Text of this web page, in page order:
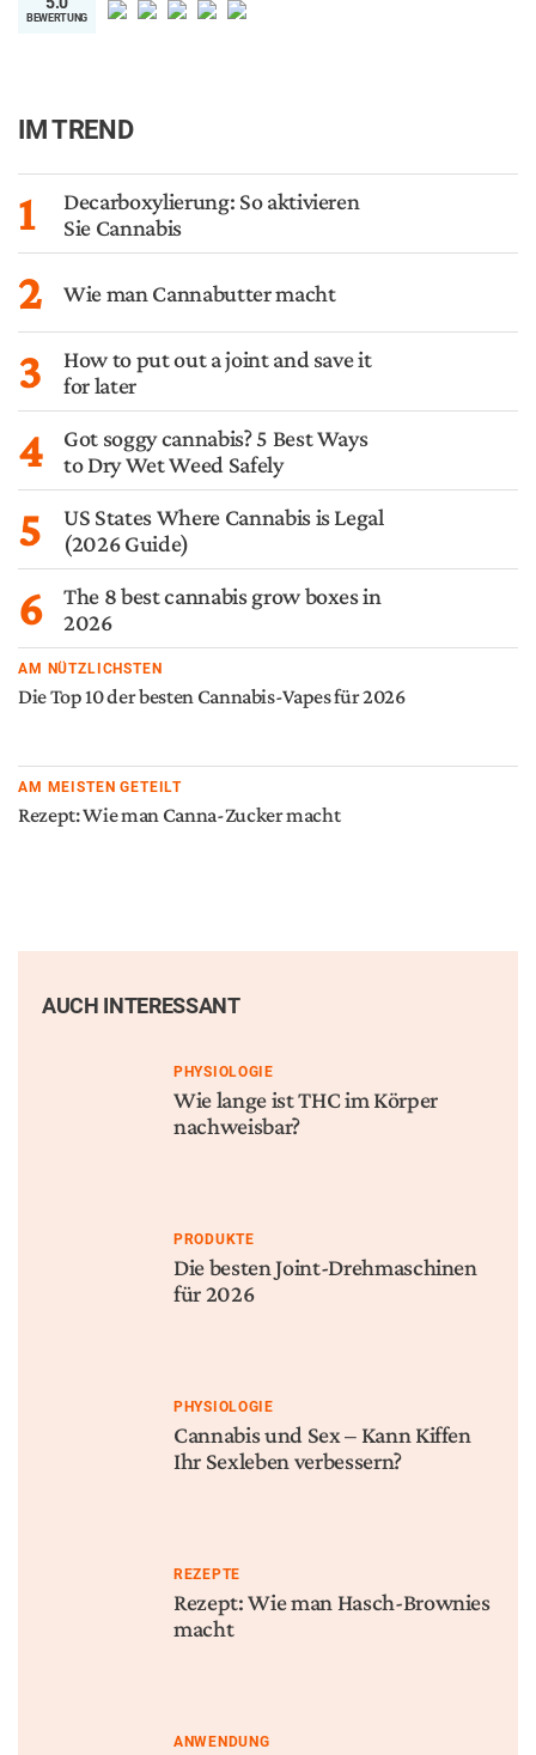
BEWERTUNG
IM TREND
1
Decarboxylierung: So aktivieren
Sie Cannabis
2 Wie man Cannabutter macht
3
How to put out a joint and save it
for later
4
Got soggy cannabis? 5 Best Ways
to Dry Wet Weed Safely
5
US States Where Cannabis is Legal
(2026 Guide)
6
The 8 best cannabis grow boxes in
2026
AM NÜTZLICHSTEN
Die Top 10 der besten Cannabis-Vapes für 2026
AM MEISTEN GETEILT
Rezept: Wie man Canna-Zucker macht
AUCH INTERESSANT
PHYSIOLOGIE
Wie lange ist THC im Körper
nachweisbar?
PRODUKTE
Die besten Joint-Drehmaschinen
für 2026
PHYSIOLOGIE
Cannabis und Sex – Kann Kiffen
Ihr Sexleben verbessern?
REZEPTE
Rezept: Wie man Hasch-Brownies
macht
ANWENDUNG